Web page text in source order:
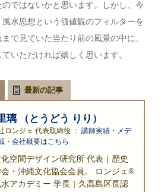
ではないかと思います。しかし、今
水思想という価値観のフィルターを
で見ていた当たり前の風景の中に、
いただければ嬉しく思います。
最新の記事
璃 （とうどう りり）
ロンジェ 代表取締役 ：講師実績・メデ
・会社概要はこちら
空間デザイン研究所 代表｜歴史
・沖縄文化協会会員。 ロンジェ®
アカデミー 学長｜久高島区長認